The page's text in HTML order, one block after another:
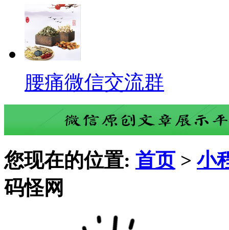
腰痛微信交流群
您现在的位置: 首页 >小
码怪网